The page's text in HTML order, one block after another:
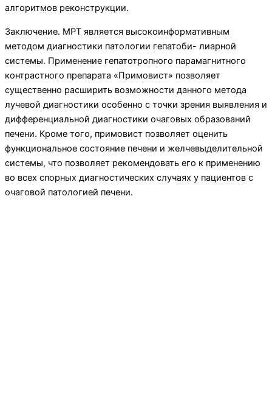
алгоритмов реконструкции.
Заключение. МРТ является высокоинформа­тивным
методом диагностики патологии гепатоби- лиарной
системы. Применение гепатотропного па­рамагнитного
контрастного препарата «Примовист» позволяет
существенно расширить возможности данного метода
лучевой диагностики особенно с точки зрения выявления и
дифференциальной диагностики очаговых образований
печени. Кроме того, примовист позволяет оценить
функциональное состояние пече­ни и желчевыделительной
системы, что позволяет рекомендовать его к применению
во всех спорных диагностических случаях у пациентов с
очаговой па­тологией печени.